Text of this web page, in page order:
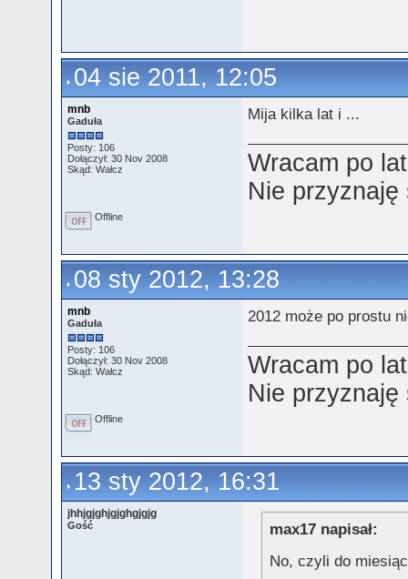
04 sie 2011, 12:05
mnb
Gaduła
Posty: 106
Dołączył: 30 Nov 2008
Skąd: Wałcz
Mija kilka lat i ...
Wracam po
Nie
Offline
08 sty 2012, 13:28
mnb
Gaduła
Posty: 106
Dołączył: 30 Nov 2008
Skąd: Wałcz
2012 może po prostu
Wracam po
Nie
Offline
13 sty 2012, 16:31
jhhjgjghjgjghgjgjg
Gość
max17 napisał:
No, czyli do